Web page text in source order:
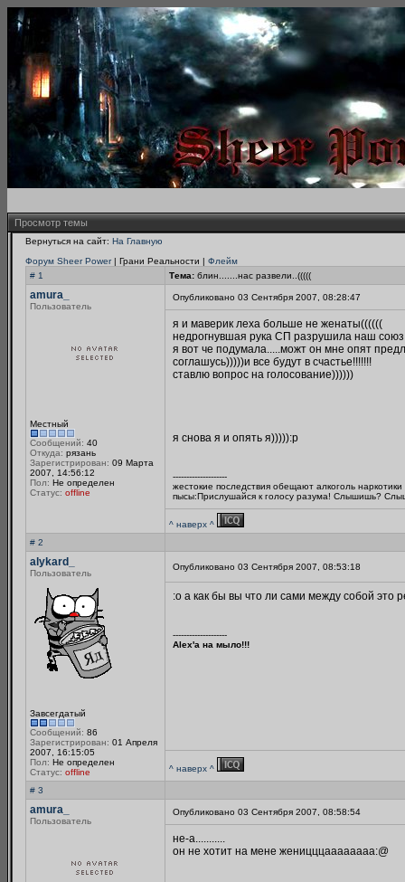
Просмотр темы
Вернуться на сайт: На Главную
Форум Sheer Power| Грани Реальности | Флейм
# 1
Тема: блин.......нас развели..(((((
amura_
Пользователь
Местный
Сообщений: 40
Откуда: рязань
Зарегистрирован: 09 Марта
2007, 14:56:12
Пол: Не определен
Статус: offline
Опубликовано 03 Сентября 2007, 08:28:47
я и маверик леха больше не женаты((((((
недрогнувшая рука СП разрушила наш
я вот че подумала.....можт он мне опят
соглашусь)))))и все будут в счастье!!!!!!!
ставлю вопрос на голосование))))))
я снова я и опять я))))):p
--------------------
жестокие последствия обещают алкоголь
пысы:Прислушайся к голосу разума! Слышишь?
^ наверх ^
# 2
alykard_
Пользователь
Завсегдатый
Сообщений: 86
Зарегистрирован: 01 Апреля
2007, 16:15:05
Пол: Не определен
Статус: offline
Опубликовано 03 Сентября 2007, 08:53:18
:o а как бы вы что ли сами между собой это
--------------------
Alex'а на мыло!!!
^ наверх ^
# 3
amura_
Пользователь
Опубликовано 03 Сентября 2007, 08:58:54
не-а...........
он не хотит на мене женицццаааааааа:@